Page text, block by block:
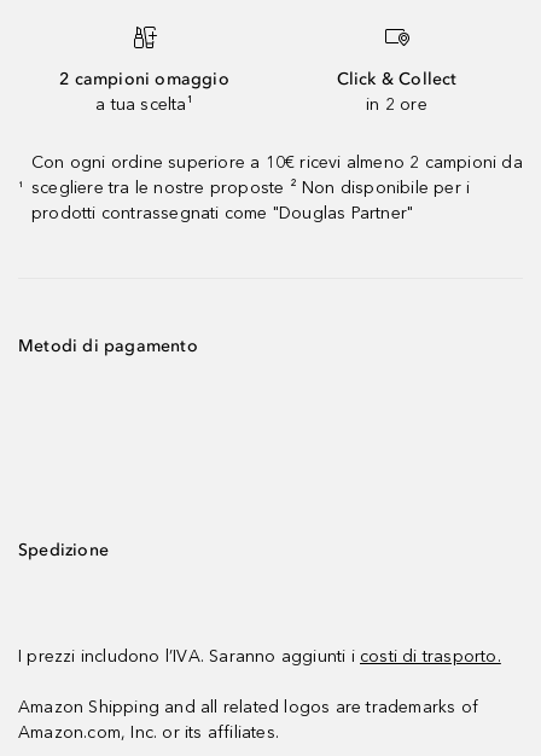
2 campioni omaggio
a tua scelta¹
Click & Collect
in 2 ore
¹
Con ogni ordine superiore a 10€ ricevi almeno 2 campioni da
scegliere tra le nostre proposte ² Non disponibile per i
prodotti contrassegnati come "Douglas Partner"
Metodi di pagamento
Spedizione
I prezzi includono l’IVA. Saranno aggiunti i costi di trasporto.
Amazon Shipping and all related logos are trademarks of
Amazon.com, Inc. or its affiliates.